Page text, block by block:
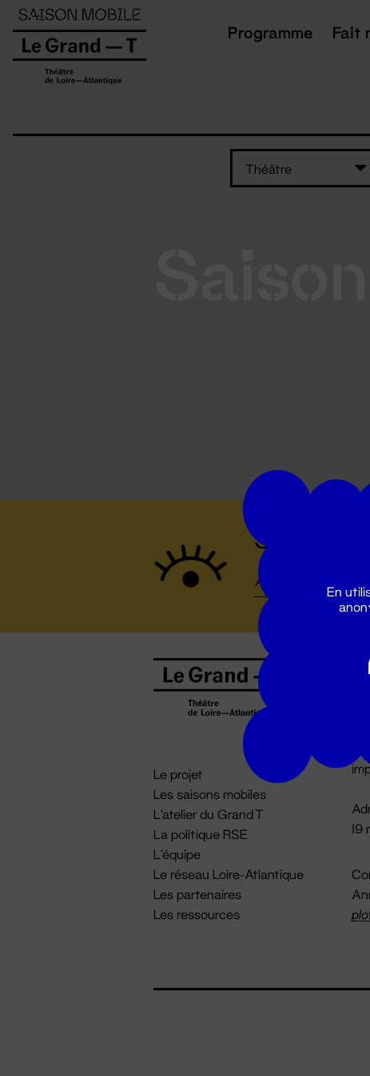
Programme Fait
Théâtre
Suivez
Le projet
Les saisons mobiles
L'atelier du Grand T
La politique RSE
L'équipe
Le réseau Loire-Atlantique
Les partenaires
Les ressources
19
Panneau de gestion des cookies
En